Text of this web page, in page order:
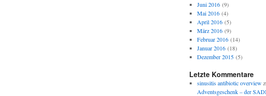
Juni 2016(9)
Mai 2016(4)
April 2016(5)
März 2016(9)
Februar 2016(14)
Januar 2016(18)
Dezember 2015(5)
Letzte Kommentare
sinusitis antibiotic overview
Adventsgeschenk – der